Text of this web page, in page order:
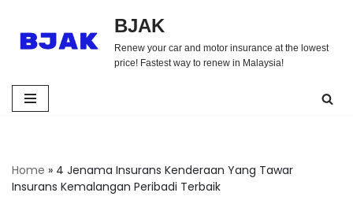
Skip
BJAK
Renew your car and motor insurance at the lowest
price! Fastest way to renew in Malaysia!
Home » 4 Jenama Insurans Kenderaan Yang Tawar
Insurans Kemalangan Peribadi Terbaik